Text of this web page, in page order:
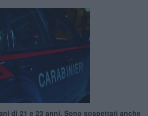
di 21 e 23 anni. Sono sospettati anche